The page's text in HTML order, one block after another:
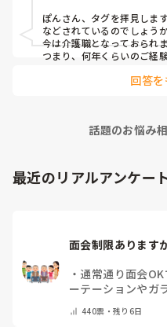
思って決めました。
ぽんさん、タグを拝見しま
などされているのでしょう
今は介護職となっておられ
つまり、何年くらいのご経
でも、せっかくのご質問、
事をしたい」と思ったから
て頂きました。
同じ仲間として、その疑問
回答
話題のお悩み
最近のリアルアンケー
面会制限あります
・ 通常通り面会OK
ーテーションやガ
440票・残り6日